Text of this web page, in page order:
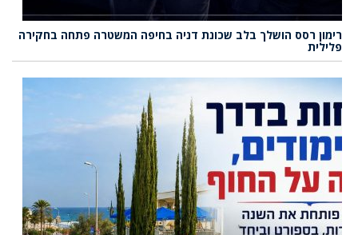
רימון רסס הושלך בלב שכונת דניה בחיפה המשטרה פתחה בחקירה
פלילית